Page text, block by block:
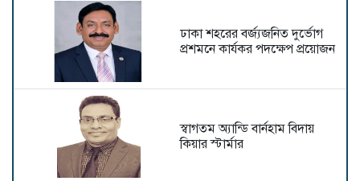
ঢাকা শহরের বর্জ্যজনিত দুর্ভোগ
প্রশমনে কার্যকর পদক্ষেপ প্রয়োজন
স্বাগতম অ্যান্ডি বার্নহাম বিদায়
কিয়ার স্টার্মার